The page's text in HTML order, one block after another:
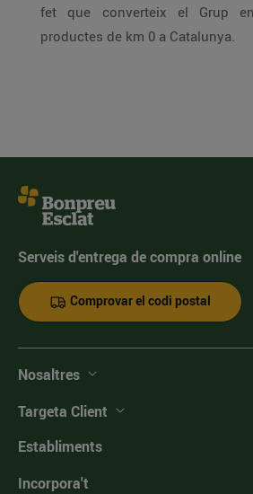
fet que converteix el Grup
productes de km 0 a Catalunya.
Serveis d'entrega de compra online
Comprovar el codi postal
Nosaltres
Targeta Client
Establiments
Incorpora't